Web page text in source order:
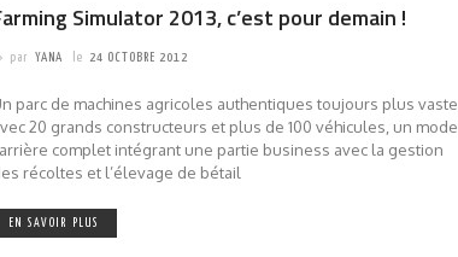
Simulator 2013, c’est pour demain !
par YANA le 24 OCTOBRE 2012
parc de machines agricoles authentiques toujours plus vaste,
20 grands constructeurs et plus de 100 véhicules, un mode
complet intégrant une partie business avec la gestion
récoltes et l’élevage de bétail
EN SAVOIR PLUS